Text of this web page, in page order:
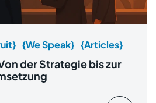
{We Speak} {Articles}
der Strategie bis zur